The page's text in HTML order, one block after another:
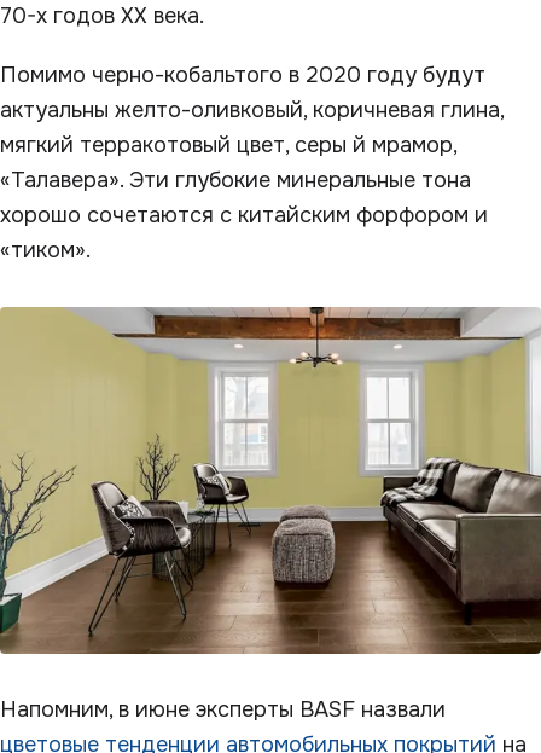
70-х годов XX века.
Помимо черно-кобальтого в 2020 году будут
актуальны желто-оливковый, коричневая глина,
мягкий терракотовый цвет, серы й мрамор,
«Талавера». Эти глубокие минеральные тона
хорошо сочетаются с китайским форфором и
«тиком».
Напомним, в июне эксперты BASF назвали
цветовые тенденции автомобильных покрытий на